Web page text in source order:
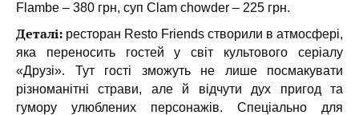
Flambe – 380 грн, суп Сlam chowder – 225 грн.
Деталі: ресторан Resto Friends створили в атмосфері,
яка переносить гостей у світ культового серіалу
«Друзі». Тут гості зможуть не лише посмакувати
різноманітні страви, але й відчути дух пригод та
гумору улюблених персонажів. Спеціально для